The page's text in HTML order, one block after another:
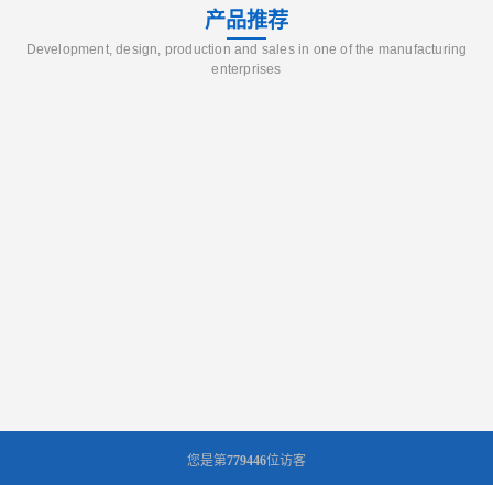
产品推荐
Development, design, production and sales in one of the manufacturing
enterprises
您是第779446位访客